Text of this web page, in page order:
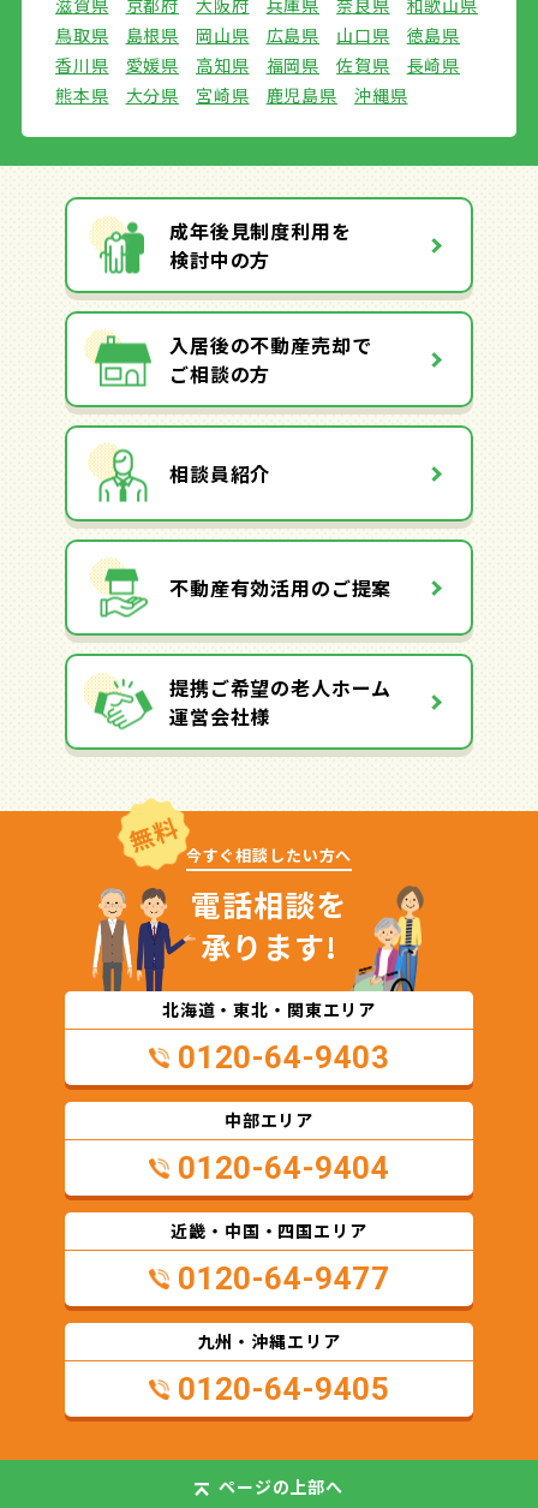
滋賀県
京都府 大阪府 兵庫県 奈良県
和歌山県
鳥取県
島根県 岡山県 広島県 山口県
徳島県
香川県
愛媛県 高知県 福岡県 佐賀県
長崎県
熊本県
大分県 宮崎県 鹿児島県 沖縄県
成年後見制度利用を
検討中の方
入居後の不動産売却で
ご相談の方
相談員紹介
不動産有効活用のご提案
提携ご希望の老人ホーム
運営会社様
無料 今すぐ相談したい方へ
電話相談を
承ります!
北海道・東北・関東エリア
0120-64-9403
中部エリア
0120-64-9404
近畿・中国・四国エリア
0120-64-9477
九州・沖縄エリア
0120-64-9405
ページの上部へ